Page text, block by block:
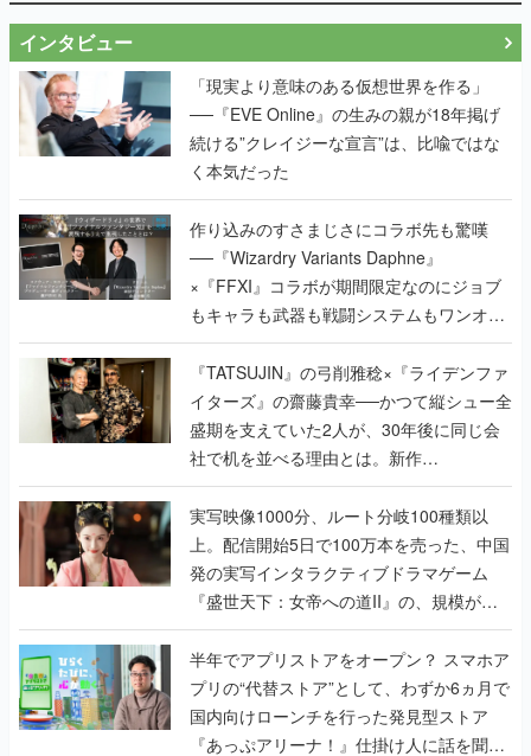
インタビュー
「現実より意味のある仮想世界を作る」
──『EVE Online』の生みの親が18年掲げ
続ける”クレイジーな宣言”は、比喩ではな
く本気だった
作り込みのすさまじさにコラボ先も驚嘆
──『Wizardry Variants Daphne』
×『FFXI』コラボが期間限定なのにジョブ
もキャラも武器も戦闘システムもワンオフ
で作り込まれた理由を両ディレクターに聞
く
『TATSUJIN』の弓削雅稔×『ライデンファ
イターズ』の齋藤貴幸──かつて縦シュー全
盛期を支えていた2人が、30年後に同じ会
社で机を並べる理由とは。新作
『TATSUJIN EXTREME』で初タッグを組
んだレジェンド2人に訊く開発秘話
実写映像1000分、ルート分岐100種類以
上。配信開始5日で100万本を売った、中国
発の実写インタラクティブドラマゲーム
『盛世天下：女帝への道II』の、規模が違
うこだわりをプロデューサーに聞いた
半年でアプリストアをオープン？ スマホア
プリの“代替ストア”として、わずか6ヵ月で
国内向けローンチを行った発見型ストア
『あっぷアリーナ！』仕掛け人に話を聞い